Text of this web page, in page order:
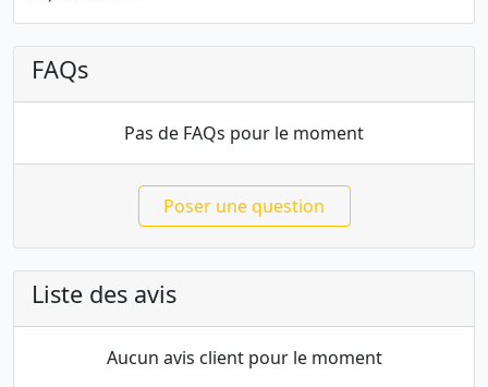
FAQs
Pas de FAQs pour le moment
Poser une question
Liste des avis
Aucun avis client pour le moment